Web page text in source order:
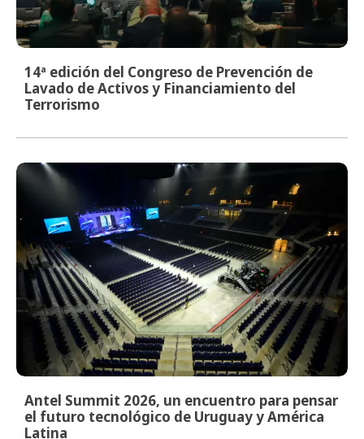
14ª edición del Congreso de Prevención de
Lavado de Activos y Financiamiento del
Terrorismo
Antel Summit 2026, un encuentro para pensar
el futuro tecnológico de Uruguay y América
Latina